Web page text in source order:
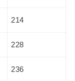
214
228
236